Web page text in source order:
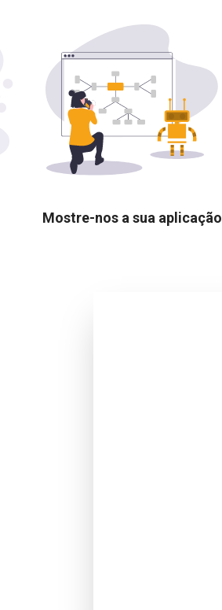
Mostre-nos a sua aplicação